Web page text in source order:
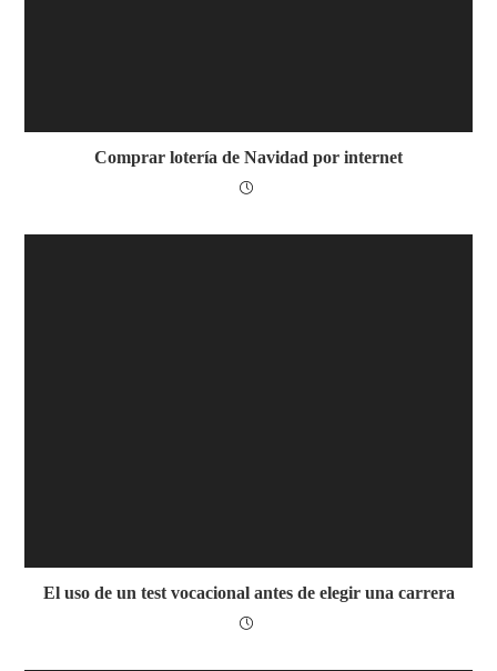
Comprar lotería de Navidad por internet
El uso de un test vocacional antes de elegir una carrera